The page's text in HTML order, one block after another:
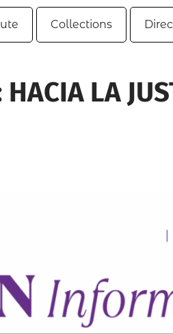
Collections
LA